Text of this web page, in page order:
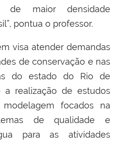
de maior densidade
pontua o professor.
visa atender demandas
de conservação e nas
do estado do Rio de
a realização de estudos
focados na
de qualidade e
para as atividades